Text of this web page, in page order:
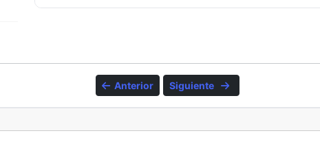
Anterior Siguiente